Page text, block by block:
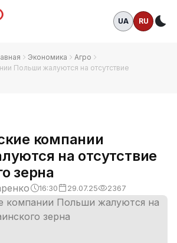
UA RU
Экономика
Агро
Польши жалуются на отсутствие
компании
на отсутствие
зерна
16:30 29.07.25 2367